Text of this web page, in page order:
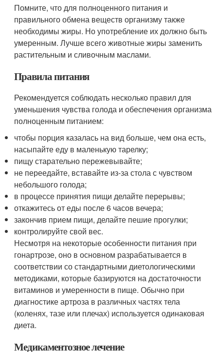
Помните, что для полноценного питания и
правильного обмена веществ организму также
необходимы жиры. Но употребление их должно быть
умеренным. Лучше всего животные жиры заменить
растительным и сливочным маслами.
Правила питания
Рекомендуется соблюдать несколько правил для
уменьшения чувства голода и обеспечения организма
полноценным питанием:
чтобы порция казалась на вид больше, чем она есть,
насыпайте еду в маленькую тарелку;
пищу старательно пережевывайте;
не переедайте, вставайте из-за стола с чувством
небольшого голода;
в процессе принятия пищи делайте перерывы;
откажитесь от еды после 6 часов вечера;
закончив прием пищи, делайте пешие прогулки;
контролируйте свой вес.
Несмотря на некоторые особенности питания при
гонартрозе, оно в основном разрабатывается в
соответствии со стандартными диетологическими
методиками, которые базируются на достаточности
витаминов и умеренности в пище. Обычно при
диагностике артроза в различных частях тела
(коленях, тазе или плечах) используется одинаковая
диета.
Медикаментозное лечение